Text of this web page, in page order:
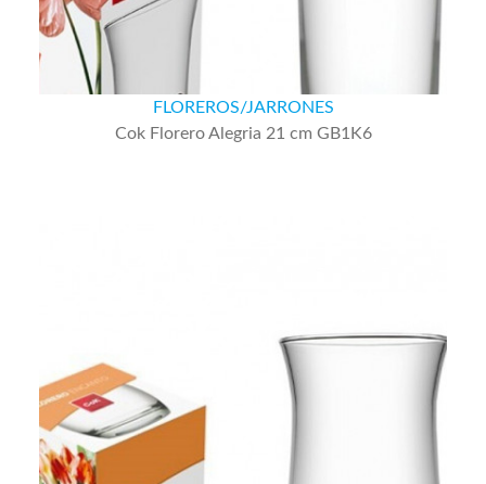
FLOREROS/JARRONES
Cok Florero Alegria 21 cm GB1K6